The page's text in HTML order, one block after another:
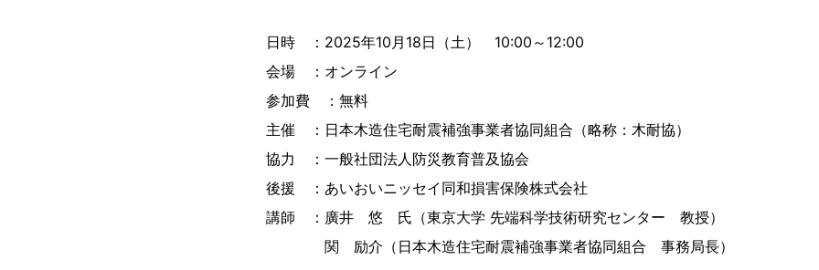
日時 ：2025年10月18日（土） 10:00～12:00
会場 ：オンライン
参加費 ：無料
主催 ：日本木造住宅耐震補強事業者協同組合（略称：木耐協）
協力 ：一般社団法人防災教育普及協会
後援 ：あいおいニッセイ同和損害保険株式会社
講師 ：廣井 悠 氏（東京大学 先端科学技術研究センター 教授）
関 励介（日本木造住宅耐震補強事業者協同組合 事務局長）